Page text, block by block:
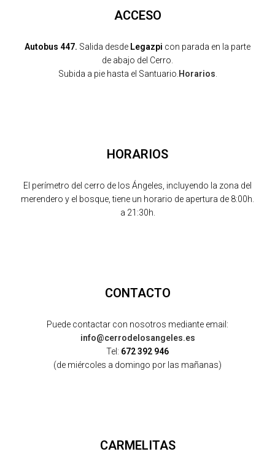
ACCESO
Autobus 447. Salida desde Legazpi con parada en la parte
de abajo del Cerro.
Subida a pie hasta el Santuario. Horarios
HORARIOS
El perímetro del cerro de los Ángeles, incluyendo la zona del
merendero y el bosque, tiene un horario de apertura de 8:00h.
a 21:30h.
CONTACTO
Puede contactar con nosotros mediante email:
info@cerrodelosangeles.es
Tel: 672 392 946
(de miércoles a domingo por las mañanas)
CARMELITAS